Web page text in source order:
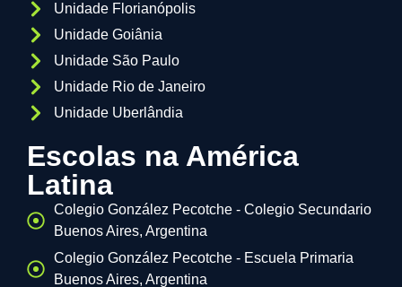
Unidade Florianópolis
Unidade Goiânia
Unidade São Paulo
Unidade Rio de Janeiro
Unidade Uberlândia
Escolas na América
Latina
Colegio González Pecotche - Colegio Secundario
Buenos Aires, Argentina
Colegio González Pecotche - Escuela Primaria
Buenos Aires, Argentina